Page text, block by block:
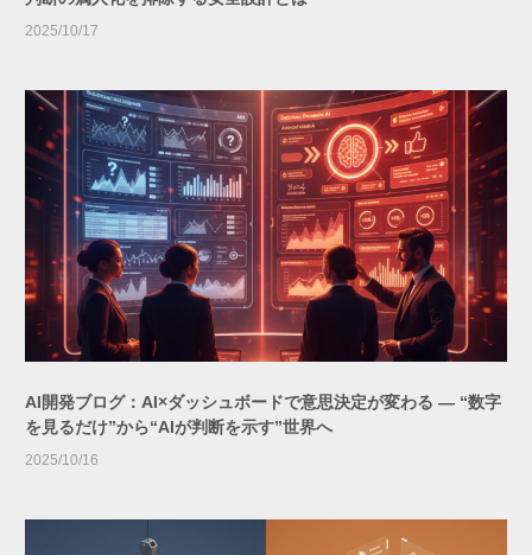
2025/10/17
AI開発ブログ：AI×ダッシュボードで意思決定が変わる ― “数字
を見るだけ”から“AIが判断を示す”世界へ
2025/10/16